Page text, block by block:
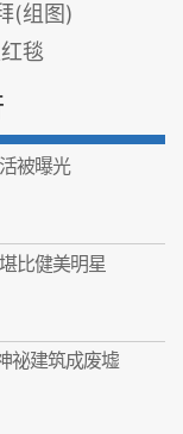
(组图)
毯
被曝光
比健美明星
祕建筑成废墟